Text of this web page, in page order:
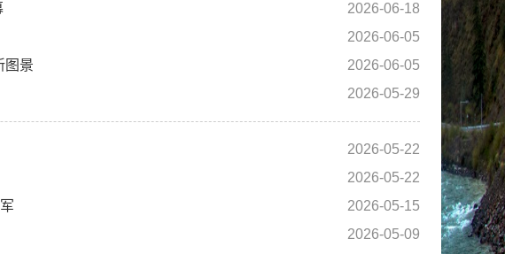
2026-06-18
2026-06-05
图景
2026-06-05
2026-05-29
2026-05-22
2026-05-22
2026-05-15
2026-05-09